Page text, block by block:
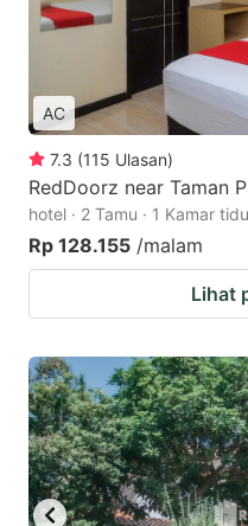
AC
7.3 (115 Ulasan)
RedDoorz near Taman
hotel · 2 Tamu · 1 Kamar
Rp 128.155 /malam
Lihat